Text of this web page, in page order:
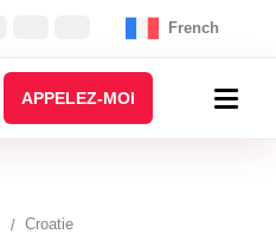
French
APPELEZ-MOI
Croatie